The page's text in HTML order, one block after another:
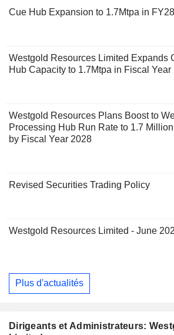
Cue Hub Expansion to 1.7Mtpa in FY28
Westgold Resources Limited Expands
Hub Capacity to 1.7Mtpa in Fiscal Year
Westgold Resources Plans Boost to
Processing Hub Run Rate to 1.7
by Fiscal Year 2028
Revised Securities Trading Policy
Westgold Resources Limited - June
Plus d'actualités
Dirigeants et Administrateurs: